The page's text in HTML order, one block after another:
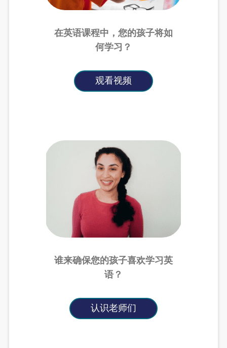
在英语课程中，您的孩子将如
何学习？
观看视频
谁来确保您的孩子喜欢学习英
语？
认识老师们